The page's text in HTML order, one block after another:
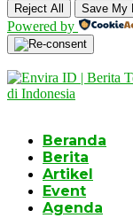
Reject All Save My
Powered by
Beranda
Berita
Artikel
Event
Agenda